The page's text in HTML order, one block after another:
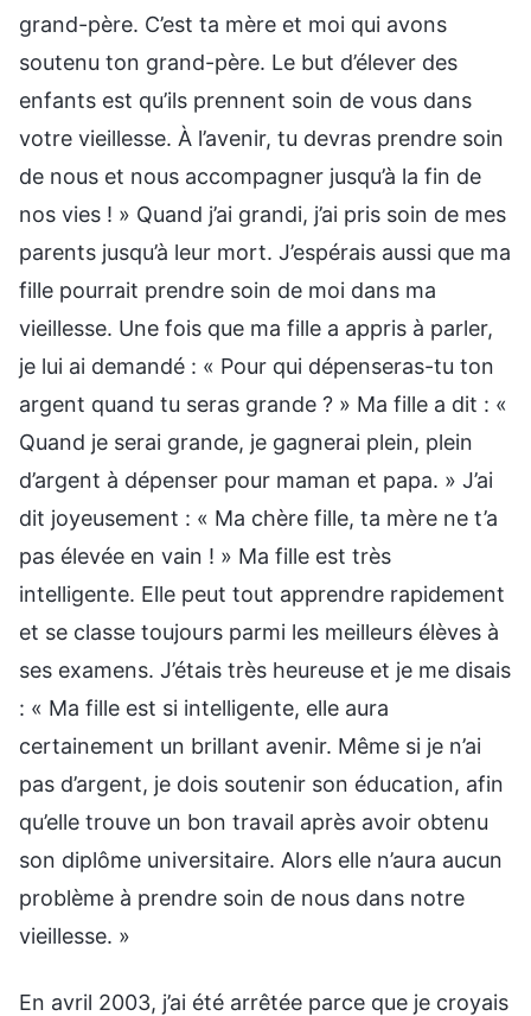
grand-père. C’est ta mère et moi qui avons
soutenu ton grand-père. Le but d’élever des
enfants est qu’ils prennent soin de vous dans
votre vieillesse. À l’avenir, tu devras prendre soin
de nous et nous accompagner jusqu’à la fin de
nos vies ! » Quand j’ai grandi, j’ai pris soin de mes
parents jusqu’à leur mort. J’espérais aussi que ma
fille pourrait prendre soin de moi dans ma
vieillesse. Une fois que ma fille a appris à parler,
je lui ai demandé : « Pour qui dépenseras-tu ton
argent quand tu seras grande ? » Ma fille a dit : «
Quand je serai grande, je gagnerai plein, plein
d’argent à dépenser pour maman et papa. » J’ai
dit joyeusement : « Ma chère fille, ta mère ne t’a
pas élevée en vain ! » Ma fille est très
intelligente. Elle peut tout apprendre rapidement
et se classe toujours parmi les meilleurs élèves à
ses examens. J’étais très heureuse et je me disais
: « Ma fille est si intelligente, elle aura
certainement un brillant avenir. Même si je n’ai
pas d’argent, je dois soutenir son éducation, afin
qu’elle trouve un bon travail après avoir obtenu
son diplôme universitaire. Alors elle n’aura aucun
problème à prendre soin de nous dans notre
vieillesse. »
En avril 2003, j’ai été arrêtée parce que je croyais